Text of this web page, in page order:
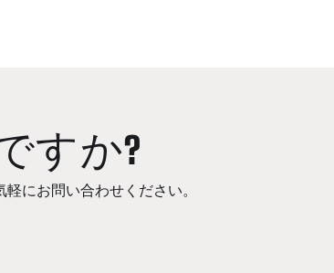
すか?
にお問い合わせください。